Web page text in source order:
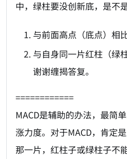
中，绿柱要没创新底，是不
与前面高点（底点）相比
与自身同一片红柱（绿
谢谢缠揭答复。
============
MACD是辅助的办法，最简
涨力度。对于MACD，肯定
那一片，红柱子或绿柱子不